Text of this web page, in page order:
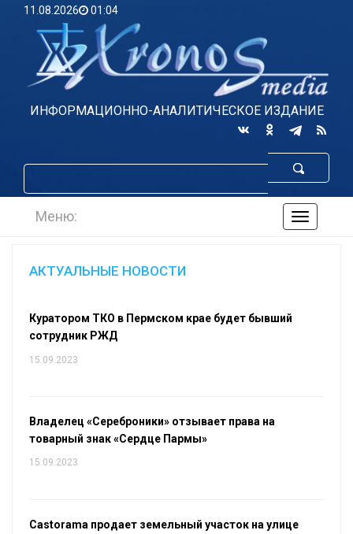
11.08.2026 01:04
ИНФОРМАЦИОННО-АНАЛИТИЧЕСКОЕ ИЗДАНИЕ
по
Меню:
АКТУАЛЬНЫЕ НОВОСТИ
Куратором ТКО в Пермском крае будет бывший
сотрудник РЖД
15.09.2023
Владелец «Сереброники» отзывает права на
товарный знак «Сердце Пармы»
15.09.2023
Castorama продает земельный участок на улице